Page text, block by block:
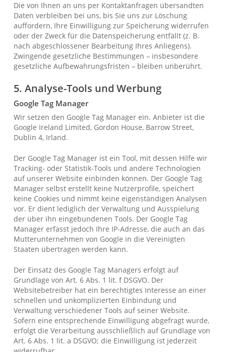
Die von Ihnen an uns per Kontaktanfragen übersandten
Daten verbleiben bei uns, bis Sie uns zur Löschung
auffordern, Ihre Einwilligung zur Speicherung widerrufen
oder der Zweck für die Datenspeicherung entfällt (z. B.
nach abgeschlossener Bearbeitung Ihres Anliegens).
Zwingende gesetzliche Bestimmungen – insbesondere
gesetzliche Aufbewahrungsfristen – bleiben unberührt.
5. Analyse-Tools und Werbung
Google Tag Manager
Wir setzen den Google Tag Manager ein. Anbieter ist die
Google Ireland Limited, Gordon House, Barrow Street,
Dublin 4, Irland.
Der Google Tag Manager ist ein Tool, mit dessen Hilfe wir
Tracking- oder Statistik-Tools und andere Technologien
auf unserer Website einbinden können. Der Google Tag
Manager selbst erstellt keine Nutzerprofile, speichert
keine Cookies und nimmt keine eigenständigen Analysen
vor. Er dient lediglich der Verwaltung und Ausspielung
der über ihn eingebundenen Tools. Der Google Tag
Manager erfasst jedoch Ihre IP-Adresse, die auch an das
Mutterunternehmen von Google in die Vereinigten
Staaten übertragen werden kann.
Der Einsatz des Google Tag Managers erfolgt auf
Grundlage von Art. 6 Abs. 1 lit. f DSGVO. Der
Websitebetreiber hat ein berechtigtes Interesse an einer
schnellen und unkomplizierten Einbindung und
Verwaltung verschiedener Tools auf seiner Website.
Sofern eine entsprechende Einwilligung abgefragt wurde,
erfolgt die Verarbeitung ausschließlich auf Grundlage von
Art. 6 Abs. 1 lit. a DSGVO; die Einwilligung ist jederzeit